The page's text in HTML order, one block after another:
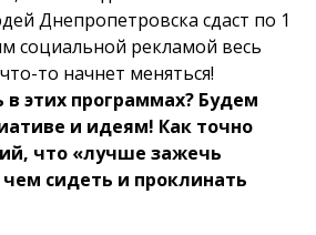
Днепропетровска сдаст по 1
социальной рекламой весь
то начнет меняться!
этих программах? Будем
и идеям! Как точно
что «лучше зажечь
сидеть и проклинать